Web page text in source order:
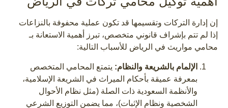
إن إدارة التركات وتقسيمها قد تكون عملية محفوفة بالنزاعات
إذا لم تتم بإشراف قانوني متخصص، تبرز أهمية الاستعانة بـ
محامي مواريث في الرياض للأسباب التالية:
الإلمام بالشريعة والنظام: يتمتع المحامي المتخصص
بمعرفة عميقة بأحكام الميراث في الشريعة الإسلامية،
والأنظمة السعودية ذات الصلة (مثل نظام الأحوال
الشخصية ونظام الإثبات)، مما يضمن التوزيع الشرعي